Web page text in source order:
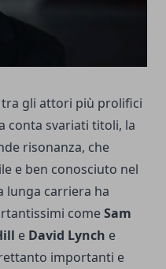
gli attori più prolifici
conta svariati titoli, la
risonanza, che
e ben conosciuto nel
lunga carriera ha
comeSam
e David Lynch e
importanti e